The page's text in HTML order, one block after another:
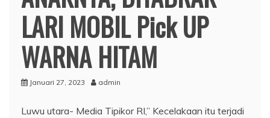
LARI MOBIL Pick UP
WARNA HITAM
Januari 27, 2023 admin
Luwu utara- Media Tipikor RI,” Kecelakaan itu terjadi